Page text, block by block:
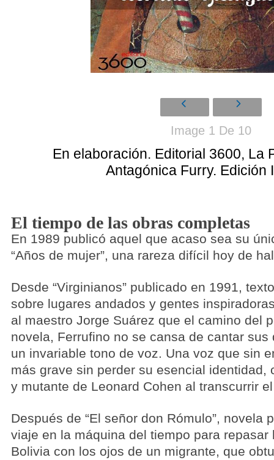
Image 1 De 10
En elaboración. Editorial 3600, La
Antagónica Furry. Edición
El tiempo de las obras completas
En 1989 publicó aquel que acaso sea su
“Años de mujer”, una rareza difícil hoy de
Desde “Virginianos” publicado en 1991,
sobre lugares andados y gentes
al maestro Jorge Suárez que el camino del
novela, Ferrufino no se cansa de cantar
un invariable tono de voz. Una voz que sin
más grave sin perder su esencial identidad,
y mutante de Leonard Cohen al transcurrir
Después de “El señor don Rómulo”,
viaje en la máquina del tiempo para
Bolivia con los ojos de un migrante, que